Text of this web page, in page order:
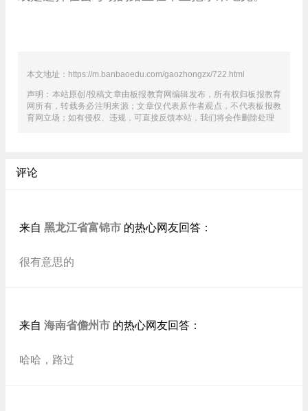
本文地址：https://m.banbaoedu.com/gaozhongzx/722.html
声明：本站原创/投稿文章由板报教育网编辑发布，所有权归板报教育
网所有，转载务必注明来源；文章仅代表原作者观点，不代表板报教
育网立场；如有侵权、违规，可直接反馈本站，我们将会作删除处理
评论
来自 黑龙江省富锦市 的热心网友回答：
很有意思的
来自 海南省儋州市 的热心网友回答：
哈哈，路过